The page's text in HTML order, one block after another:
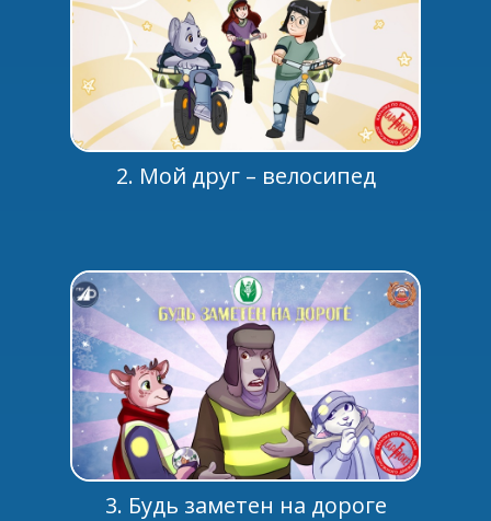
2. Мой друг – велосипед
3. Будь заметен на дороге